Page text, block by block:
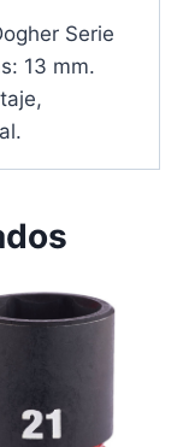
Serie
13 mm.